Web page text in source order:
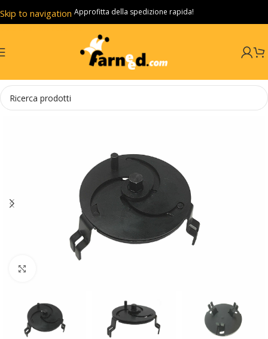
Skip to navigation
Skip to main content
Approfitta della spedizione rapida!